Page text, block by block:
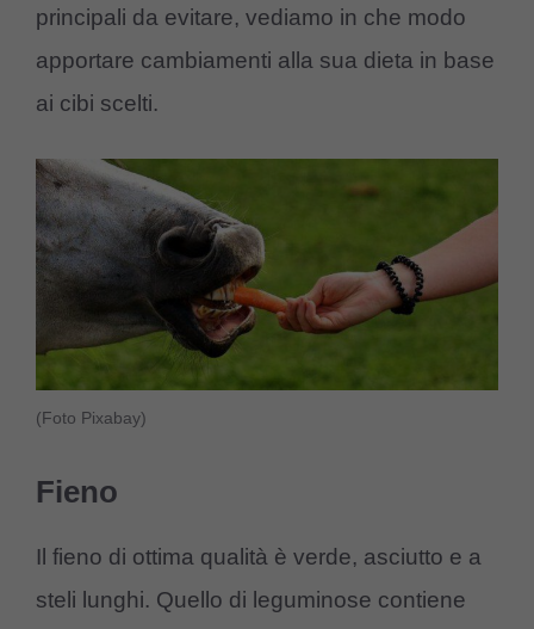
principali da evitare, vediamo in che modo
apportare cambiamenti alla sua dieta in base
ai cibi scelti.
(Foto Pixabay)
Fieno
Il fieno di ottima qualità è verde, asciutto e a
steli lunghi. Quello di leguminose contiene